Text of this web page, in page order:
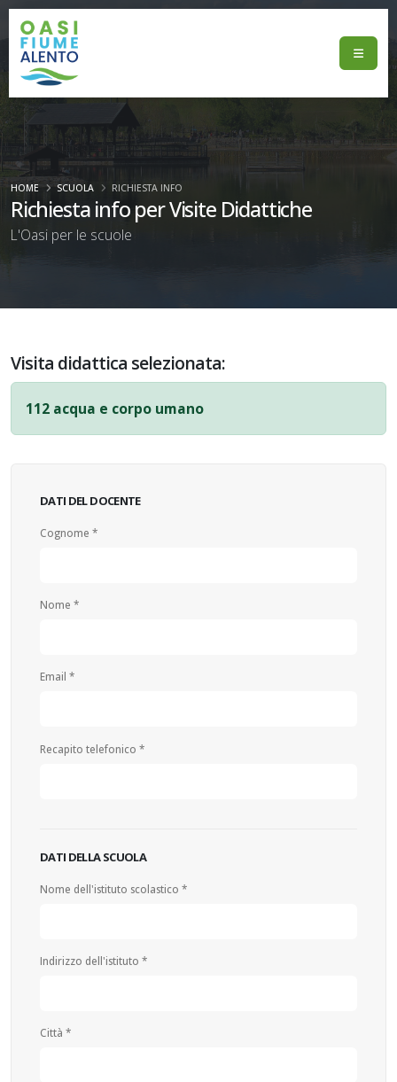
Richiesta info per Visite Didattiche
L'Oasi per le scuole
HOME SCUOLA RICHIESTA INFO
Visita didattica selezionata:
112 acqua e corpo umano
DATI DEL DOCENTE
Cognome *
Nome *
Email *
Recapito telefonico *
DATI DELLA SCUOLA
Nome dell'istituto scolastico *
Indirizzo dell'istituto *
Città *